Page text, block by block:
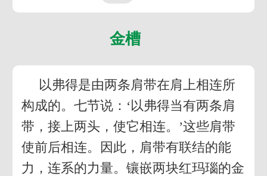
金槽
以弗得是由两条肩带在肩上相连所
构成的。七节说：‘以弗得当有两条肩
带，接上两头，使它相连。’这些肩带
使前后相连。因此，肩带有联结的能
力，连系的力量。镶嵌两块红玛瑙的金